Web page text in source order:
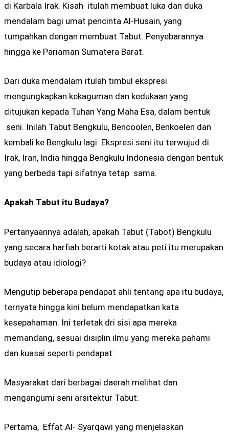
di Karbala Irak. Kisah itulah membuat luka dan duka
mendalam bagi umat pencinta Al-Husain, yang
tumpahkan dengan membuat Tabut. Penyebarannya
hingga ke Pariaman Sumatera Barat.
Dari duka mendalam itulah timbul ekspresi
mengungkapkan kekaguman dan kedukaan yang
ditujukan kepada Tuhan Yang Maha Esa, dalam bentuk
seni. Inilah Tabut Bengkulu, Bencoolen, Benkoelen dan
kembali ke Bengkulu lagi. Ekspresi seni itu terwujud di
Irak, Iran, India hingga Bengkulu Indonesia dengan bentuk
yang berbeda tapi sifatnya tetap sama.
Apakah Tabut itu Budaya?
Pertanyaannya adalah, apakah Tabut (Tabot) Bengkulu
yang secara harfiah berarti kotak atau peti itu merupakan
budaya atau idiologi?
Mengutip beberapa pendapat ahli tentang apa itu budaya,
ternyata hingga kini belum mendapatkan kata
kesepahaman. Ini terletak dri sisi apa mereka
memandang, sesuai disiplin ilmu yang mereka pahami
dan kuasai seperti pendapat:
Masyarakat dari berbagai daerah melihat dan
mengangumi seni arsitektur Tabut.
Pertama, Effat Al- Syarqawi yang menjelaskan